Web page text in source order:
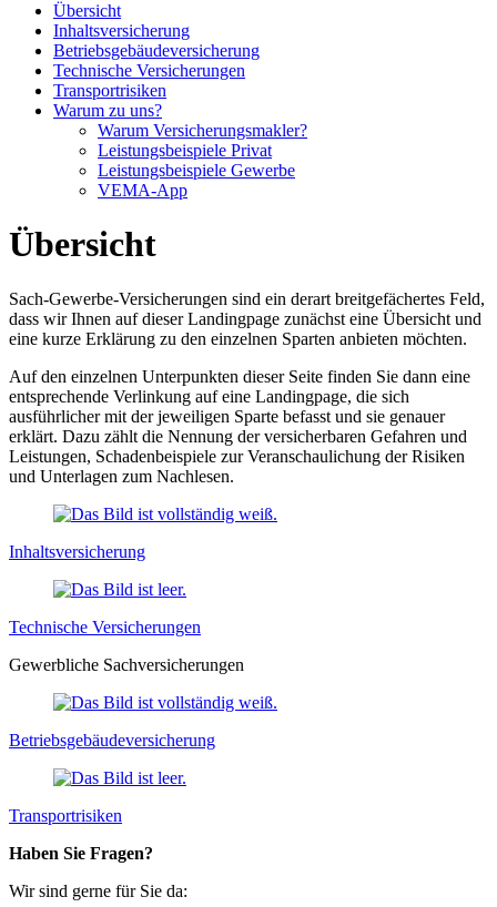
Übersicht
Inhaltsversicherung
Betriebsgebäudeversicherung
Technische Versicherungen
Transportrisiken
Warum zu uns?
Warum Versicherungsmakler?
Leistungsbeispiele Privat
Leistungsbeispiele Gewerbe
VEMA-App
Übersicht
Sach-Gewerbe-Versicherungen sind ein derart breitgefächertes Feld,
dass wir Ihnen auf dieser Landingpage zunächst eine Übersicht und
eine kurze Erklärung zu den einzelnen Sparten anbieten möchten.
Auf den einzelnen Unterpunkten dieser Seite finden Sie dann eine
entsprechende Verlinkung auf eine Landingpage, die sich
ausführlicher mit der jeweiligen Sparte befasst und sie genauer
erklärt. Dazu zählt die Nennung der versicherbaren Gefahren und
Leistungen, Schadenbeispiele zur Veranschaulichung der Risiken
und Unterlagen zum Nachlesen.
Inhalts­versicherung
Technische Versicherungen
Gewerbliche Sach­versicherungen
Betriebsgebäude­versicherung
Transport­risiken
Haben Sie Fragen?
Wir sind gerne für Sie da: